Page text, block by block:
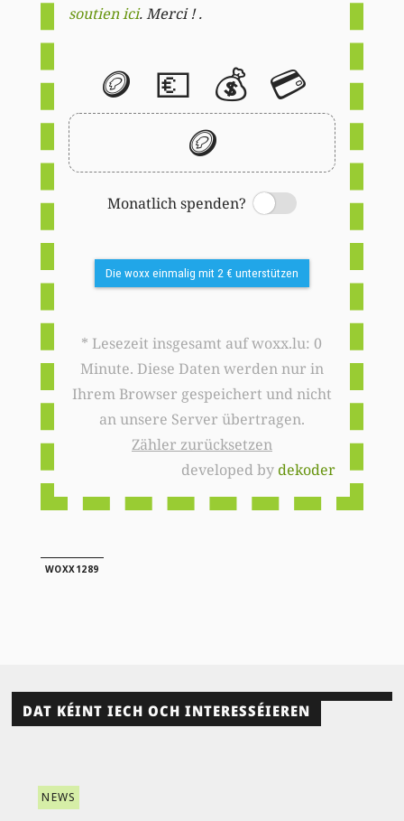
soutien ici. Merci ! .
🪙 💶 💰 💳
🪙
Monatlich spenden?
Switch
Die woxx einmalig mit 2 € unterstützen
* Lesezeit insgesamt auf woxx.lu: 0
Minute. Diese Daten werden nur in
Ihrem Browser gespeichert und nicht
an unsere Server übertragen.
Zähler zurücksetzen
developed bydekoder
WOXX1289
DAT KÉINT IECH OCH INTERESSÉIEREN
NEWS